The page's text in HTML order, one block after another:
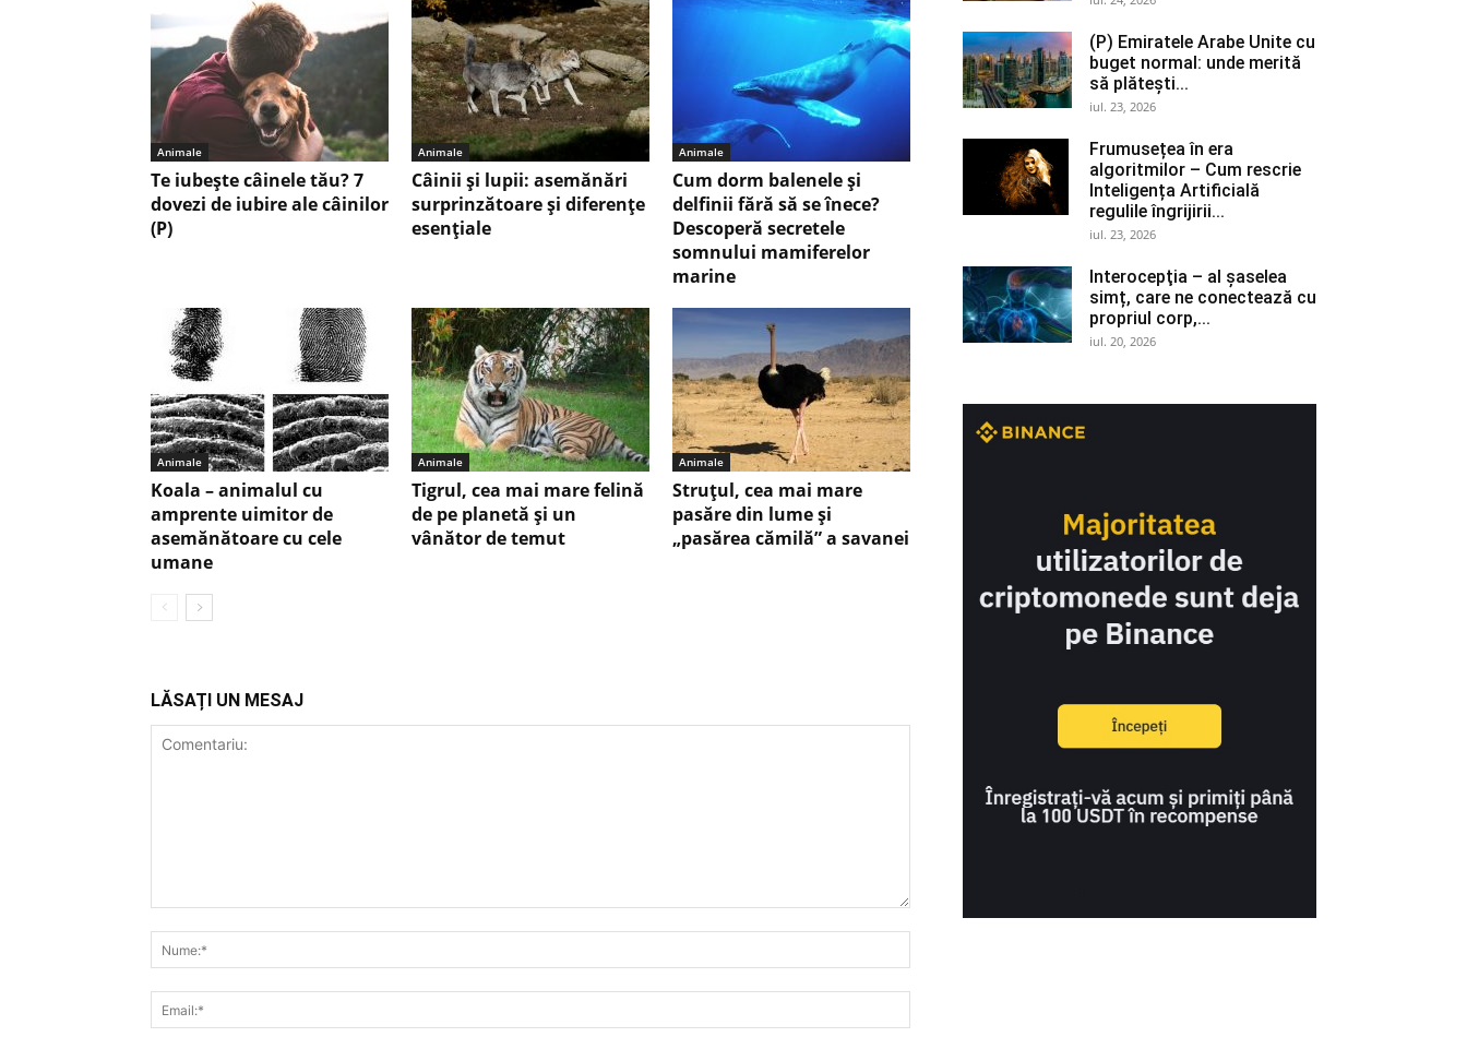
Animale
Te iubește câinele tău? 7
dovezi de iubire ale câinilor
(P)
Animale
Câinii și lupii: asemănări
surprinzătoare și diferențe
esențiale
Animale
Cum dorm balenele și
delfinii fără să se înece?
Descoperă secretele
somnului mamiferelor
marine
Animale
Koala – animalul cu
amprente uimitor de
asemănătoare cu cele
umane
Animale
Tigrul, cea mai mare felină
de pe planetă și un
vânător de temut
Animale
Struțul, cea mai mare
pasăre din lume și
„pasărea cămilă” a savanei
LĂSAȚI UN MESAJ
(P) Emiratele Arabe Unite cu
buget normal: unde merită
să plătești...
iul. 23, 2026
Frumusețea în era
algoritmilor – Cum rescrie
Inteligența Artificială
regulile îngrijirii...
iul. 23, 2026
Interocepţia – al șaselea
simț, care ne conectează cu
propriul corp,...
iul. 20, 2026